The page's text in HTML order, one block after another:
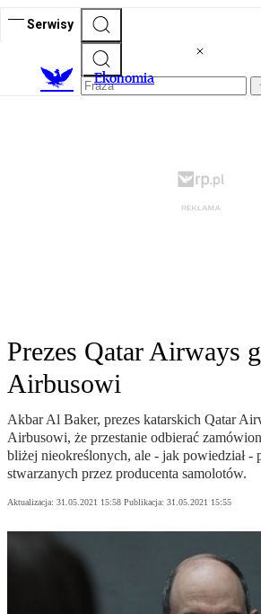
Serwisy
Ekonomia
Prezes Qatar Airways
Airbusowi
Akbar Al Baker, prezes katarskich Qatar
Airbusowi, że przestanie odbierać
bliżej nieokreślonych, ale - jak powiedział -
stwarzanych przez producenta samolotów.
Aktualizacja: 31.05.2021 15:58 Publikacja: 31.05.2021 15:55